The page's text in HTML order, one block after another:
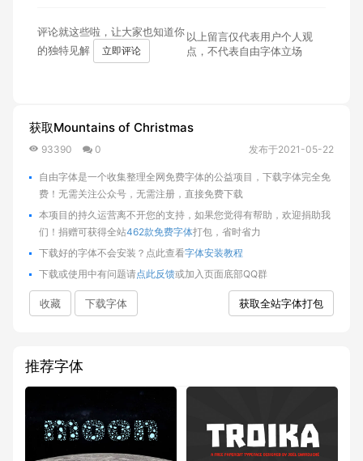
评论就这些啦，让大家也知道你
的独特见解
立即评论
以上留言仅代表用户个人观
点，不代表自由字体立场
获取Mountains of Christmas
93390 0 发布于2021-05-22
自由字体是一个收集整理全网免费字体的公益项目，下载字体完全免
费！无需关注公众号，无需注册，直接免费下载
本项目的持久运营离不开您的支持，如果您觉得有帮助，欢迎捐助我
们！捐赠可获得全站462款免费字体打包，省时省力
下载好的字体不会安装？点此查看字体安装教程
下载或使用中有问题请点此反馈或加入页面底部QQ群
收藏 下载字体 获取全站字体打包
推荐字体